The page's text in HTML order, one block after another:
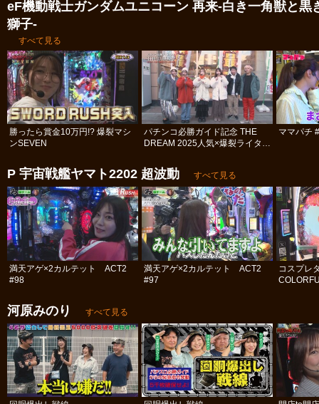
eF機動戦士ガンダムユニコーン 再来‐白き一角獣と黒
獅子‐
すべて見る
勝ったら賞金10万円!? 爆裂マシ
ンSEVEN
パチンコ必勝ガイド記念 THE
DREAM 2025人気×爆裂ライター
ママパチ
P 宇宙戦艦ヤマト2202 超波動 すべて見る
満天アゲ×2カルテット ACT2
#98
満天アゲ×2カルテット ACT2
#97
コスプレ
河原みのり すべて見る